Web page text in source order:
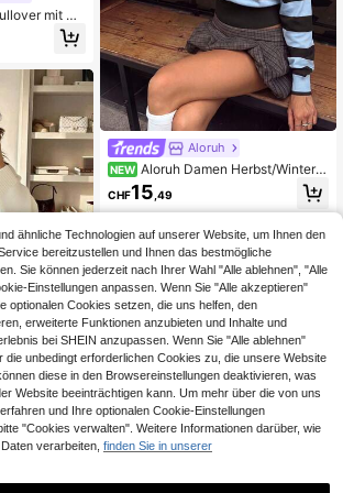
mit Dr
Strickpull
Strickpullo
Herbs
Aloruh
NEW Aloruh Damen Herbst/Winter a
symmetrisches Schulter lockeres O
berteil enges Unterteil blau und bra
un gestreifter Pullover, Schulanfang
Outfit
CHF15,49
ähnliche Technologien auf unserer Website, um Ihnen den
bereitzustellen und Ihnen das bestmögliche
Sie können jederzeit nach Ihrer Wahl "Alle ablehnen", "Alle
Einstellungen anpassen. Wenn Sie "Alle akzeptieren"
optionalen Cookies setzen, die uns helfen, den
erweiterte Funktionen anzubieten und Inhalte und
bei SHEIN anzupassen. Wenn Sie "Alle ablehnen"
die unbedingt erforderlichen Cookies zu, die unsere Website
diese in den Browsereinstellungen deaktivieren, was
Website beeinträchtigen kann. Um mehr über die von uns
und Ihre optionalen Cookie-Einstellungen
"Cookies verwalten". Weitere Informationen darüber, wie
verarbeiten, finden Sie in unserer